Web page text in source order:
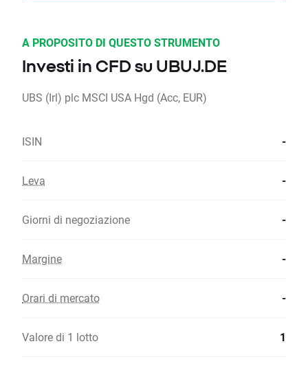
A PROPOSITO DI QUESTO STRUMENTO
Investi in CFD su UBUJ.DE
UBS (Irl) plc MSCI USA Hgd (Acc, EUR)
ISIN -
Leva -
Giorni di negoziazione -
Margine -
Orari di mercato -
Valore di 1 lotto 1